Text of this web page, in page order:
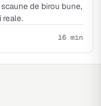
de birou bune,
16 min